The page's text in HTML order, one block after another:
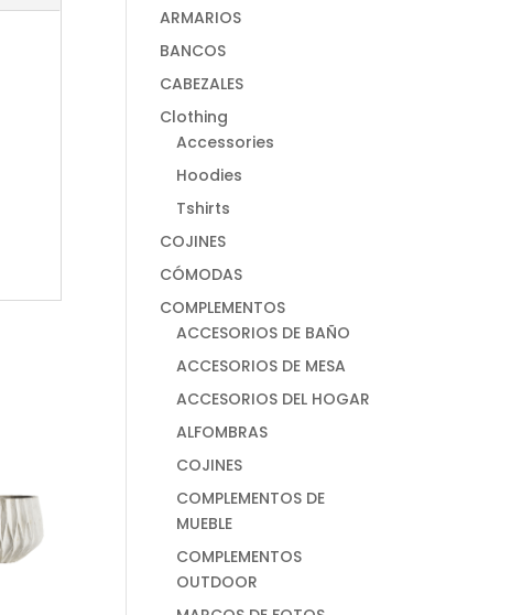
ARMARIOS
BANCOS
CABEZALES
Clothing
Accessories
Hoodies
Tshirts
COJINES
CÓMODAS
COMPLEMENTOS
ACCESORIOS DE BAÑO
ACCESORIOS DE MESA
ACCESORIOS DEL HOGAR
ALFOMBRAS
COJINES
COMPLEMENTOS DE
MUEBLE
COMPLEMENTOS
OUTDOOR